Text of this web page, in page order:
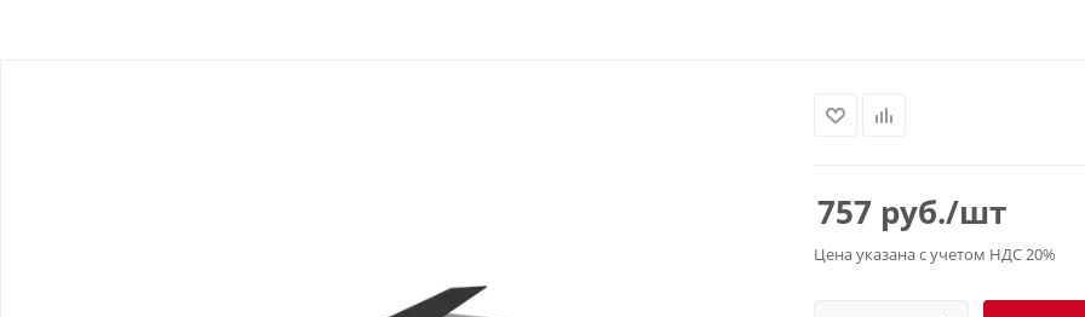
757 руб./шт
Цена указана с учетом НДС 20%